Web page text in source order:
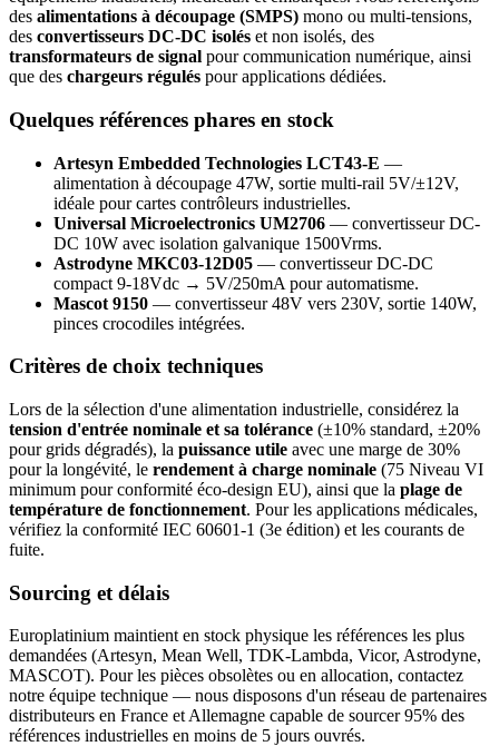
des alimentations à découpage (SMPS) mono ou multi-tensions,
des convertisseurs DC-DC isolés et non isolés, des
transformateurs de signal pour communication numérique, ainsi
que des chargeurs régulés pour applications dédiées.
Quelques références phares en stock
Artesyn Embedded Technologies LCT43-E —
alimentation à découpage 47W, sortie multi-rail 5V/±12V,
idéale pour cartes contrôleurs industrielles.
Universal Microelectronics UM2706 — convertisseur DC-
DC 10W avec isolation galvanique 1500Vrms.
Astrodyne MKC03-12D05 — convertisseur DC-DC
compact 9-18Vdc → 5V/250mA pour automatisme.
Mascot 9150 — convertisseur 48V vers 230V, sortie 140W,
pinces crocodiles intégrées.
Critères de choix techniques
Lors de la sélection d'une alimentation industrielle, considérez la
tension d'entrée nominale et sa tolérance (±10% standard, ±20%
pour grids dégradés), la puissance utile avec une marge de 30%
pour la longévité, le rendement à charge nominale (75 Niveau VI
minimum pour conformité éco-design EU), ainsi que la plage de
température de fonctionnement. Pour les applications médicales,
vérifiez la conformité IEC 60601-1 (3e édition) et les courants de
fuite.
Sourcing et délais
Europlatinium maintient en stock physique les références les plus
demandées (Artesyn, Mean Well, TDK-Lambda, Vicor, Astrodyne,
MASCOT). Pour les pièces obsolètes ou en allocation, contactez
notre équipe technique — nous disposons d'un réseau de partenaires
distributeurs en France et Allemagne capable de sourcer 95% des
références industrielles en moins de 5 jours ouvrés.